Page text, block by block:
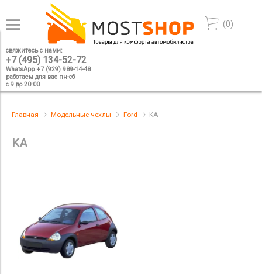
(0)
свяжитесь с нами:
+7 (495) 134-52-72
WhatsApp +7 (929) 989-14-48
работаем для вас пн-сб
с 9 до 20:00
Главная Модельные чехлы Ford KA
KA